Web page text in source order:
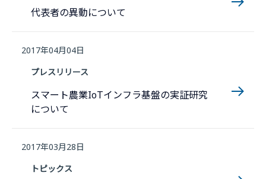
代表者の異動について
2017年04月04日
プレスリリース
スマート農業IoTインフラ基盤の実証研究
について
2017年03月28日
トピックス